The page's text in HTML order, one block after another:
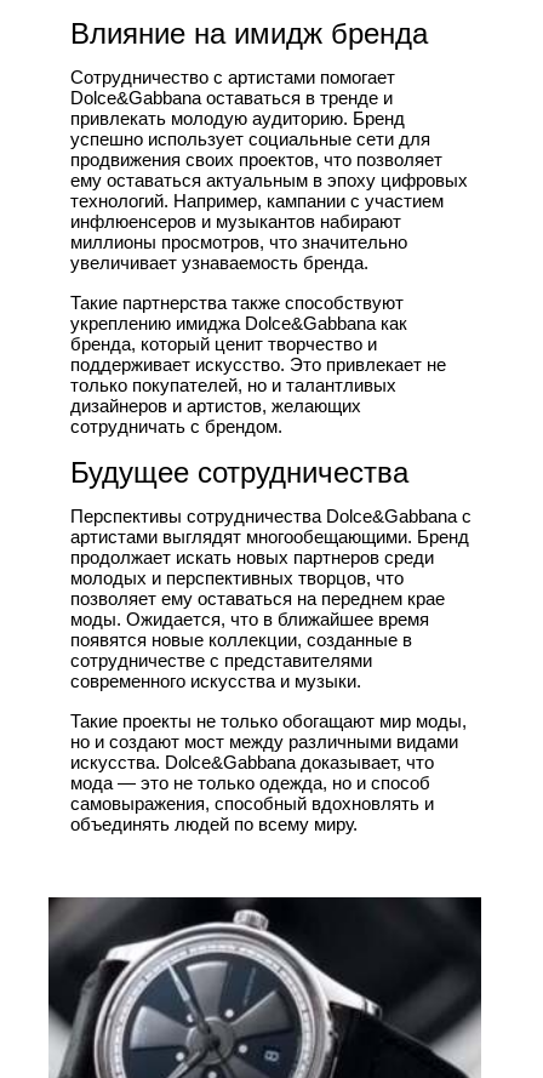
Влияние на имидж бренда
Сотрудничество с артистами помогает
Dolce&Gabbana оставаться в тренде и
привлекать молодую аудиторию. Бренд
успешно использует социальные сети для
продвижения своих проектов, что позволяет
ему оставаться актуальным в эпоху цифровых
технологий. Например, кампании с участием
инфлюенсеров и музыкантов набирают
миллионы просмотров, что значительно
увеличивает узнаваемость бренда.
Такие партнерства также способствуют
укреплению имиджа Dolce&Gabbana как
бренда, который ценит творчество и
поддерживает искусство. Это привлекает не
только покупателей, но и талантливых
дизайнеров и артистов, желающих
сотрудничать с брендом.
Будущее сотрудничества
Перспективы сотрудничества Dolce&Gabbana с
артистами выглядят многообещающими. Бренд
продолжает искать новых партнеров среди
молодых и перспективных творцов, что
позволяет ему оставаться на переднем крае
моды. Ожидается, что в ближайшее время
появятся новые коллекции, созданные в
сотрудничестве с представителями
современного искусства и музыки.
Такие проекты не только обогащают мир моды,
но и создают мост между различными видами
искусства. Dolce&Gabbana доказывает, что
мода — это не только одежда, но и способ
самовыражения, способный вдохновлять и
объединять людей по всему миру.